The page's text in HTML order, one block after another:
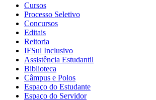
Cursos
Processo Seletivo
Concursos
Editais
Reitoria
IFSul Inclusivo
Assistência Estudantil
Biblioteca
Câmpus e Polos
Espaço do Estudante
Espaço do Servidor